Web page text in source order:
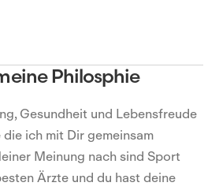
Philosphie
Gesundheit und Lebensfreude
ich mit Dir gemeinsam
Meinung nach sind Sport
Ärzte und du hast deine